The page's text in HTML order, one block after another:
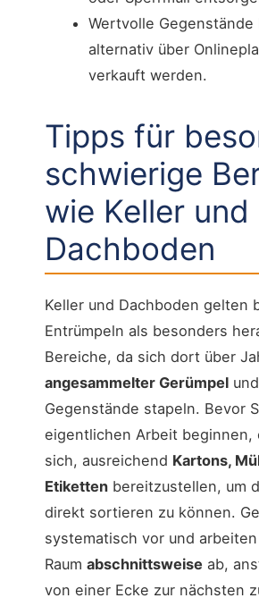
Wertvolle Gegenstände
alternativ über
verkauft werden.
Tipps für
schwierige
wie Keller und
Dachboden
Keller und Dachboden gelten
Entrümpeln als besonders
Bereiche, da sich dort über
angesammelter Gerümpel
Gegenstände stapeln. Bevor
eigentlichen Arbeit beginnen,
sich, ausreichend Kartons,
Etiketten bereitzustellen, um
direkt sortieren zu können.
systematisch vor und
Raum abschnittsweise ab,
von einer Ecke zur nächsten